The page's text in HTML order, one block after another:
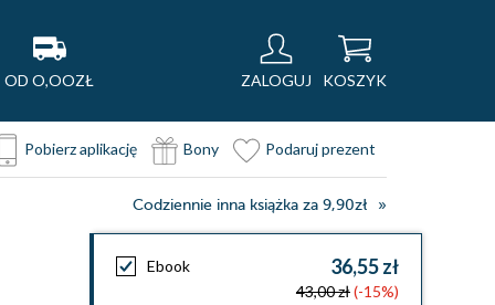
OD O,OOZŁ ZALOGUJ KOSZYK
Pobierz aplikację Bony Podaruj prezent
Codziennie inna książka za 9,90zł
Ebook 36,55 zł
43,00 zł(-15%)